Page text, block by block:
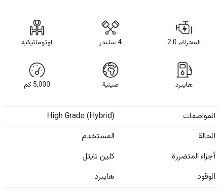
المحرك, 2.0 4 سلندر اوتوماتيكيه
هايبرد صينية 5,000 كم
المواصفات
High Grade (Hybrid)
الحالة
المستخدم
أجزاء المتضررة
كلين تايتل
الوقود
هايبرد